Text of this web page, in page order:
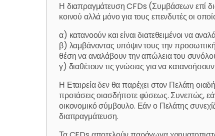
Η διαπραγμάτευση CFDs (Συμβάσεων επί
κοινού αλλά μόνο για τους επενδυτές οι
α) κατανοούν και είναι διατεθειμένοι να
β) λαμβάνοντας υπόψιν τους την προσωπική
θέση να αναλάβουν την απώλεια του
γ) διαθέτουν τις γνώσεις για να
Η Εταιρεία δεν θα παρέχει στον Πελάτη
προτάσεις οιασδήποτε φύσεως. Συνεπώς,
οικονομικό σύμβουλο. Εάν ο Πελάτης
διαπραγμάτευση.